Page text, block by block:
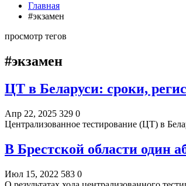
Главная
#экзамен
просмотр тегов
#экзамен
ЦТ в Беларуси: сроки,
Апр 22, 2025 329 0
Централизованное тестирование (ЦТ) в
В Брестской области один
Июл 15, 2022 583 0